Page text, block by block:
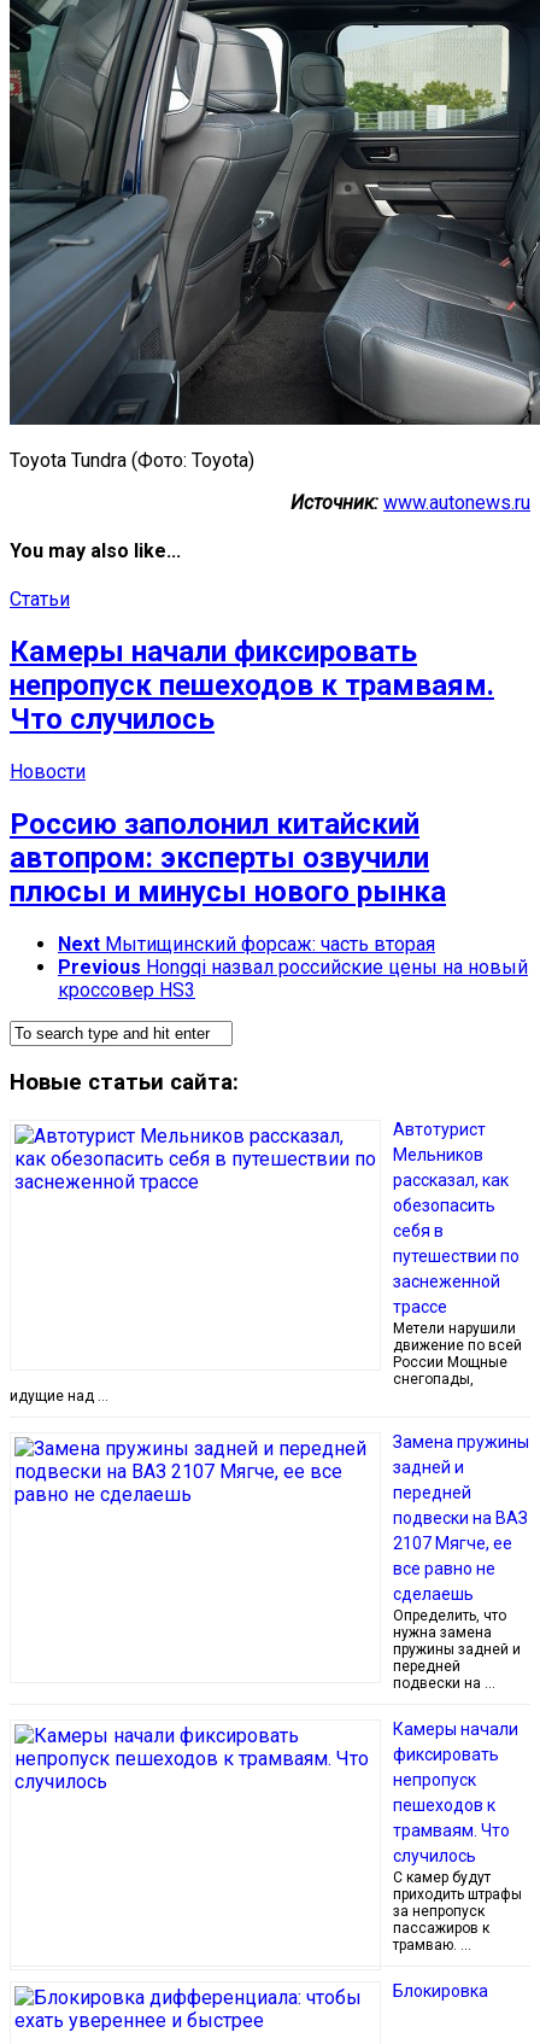
Toyota Tundra (Фото: Toyota)
Источник: www.autonews.ru
You may also like...
Статьи
Камеры начали фиксировать
непропуск пешеходов к трамваям.
Что случилось
Новости
Россию заполонил китайский
автопром: эксперты озвучили
плюсы и минусы нового рынка
Next Мытищинский форсаж: часть вторая
Previous Hongqi назвал российские цены на новый
кроссовер HS3
Новые статьи сайта:
Автотурист
Мельников
рассказал, как
обезопасить
себя в
путешествии по
заснеженной
трассе
Метели нарушили
движение по всей
России Мощные
снегопады,
идущие над …
Замена пружины
задней и
передней
подвески на ВАЗ
2107 Мягче, ее
все равно не
сделаешь
Определить, что
нужна замена
пружины задней и
передней
подвески на …
Камеры начали
фиксировать
непропуск
пешеходов к
трамваям. Что
случилось
С камер будут
приходить штрафы
за непропуск
пассажиров к
трамваю. …
Блокировка